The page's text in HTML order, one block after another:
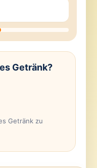
Getränk?
Getränk zu